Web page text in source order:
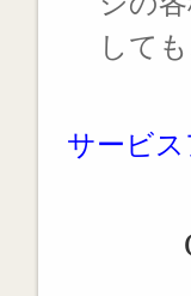
して
サービ